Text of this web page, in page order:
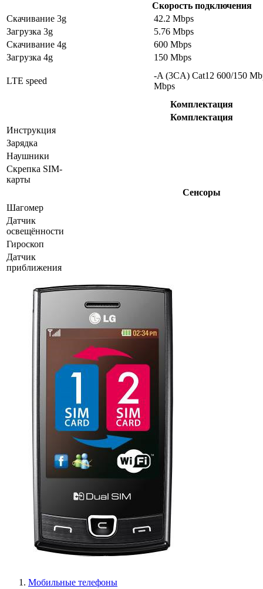
Скорость подключения
Скачивание 3g
42.2 Mbps
Загрузка 3g
5.76 Mbps
Скачивание 4g
600 Mbps
Загрузка 4g
150 Mbps
LTE speed
-A (3CA) Cat12 600/150
Mbps
Комплектация
Комплектация
Инструкция
Зарядка
Наушники
Скрепка SIM-
карты
Сенсоры
Шагомер
Датчик
освещённости
Гироскоп
Датчик
приближения
Мобильные телефоны